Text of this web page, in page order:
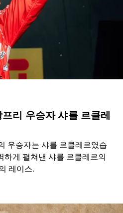
리 우승자 샤를 르클레
우승자는 샤를 르클레르였습
하게 펼쳐낸 샤를 르클레르의
레이스.